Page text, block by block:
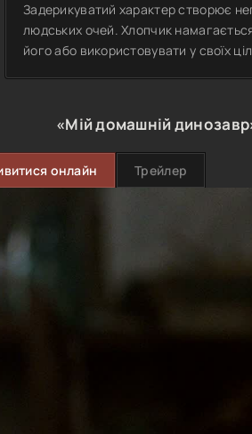
Задерикуватий характер створює
людських очей. Хлопчик
його або використовувати у своїх
«Мій домашній
онлайн Трейлер